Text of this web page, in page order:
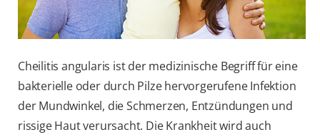
Cheilitis angularis ist der medizinische Begriff für eine
bakterielle oder durch Pilze hervorgerufene Infektion
der Mundwinkel, die Schmerzen, Entzündungen und
rissige Haut verursacht. Die Krankheit wird auch